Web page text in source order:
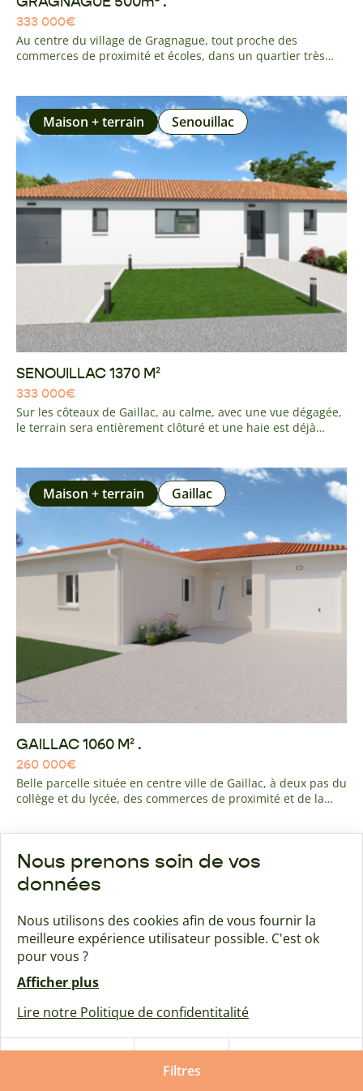
Filtres
333 000€
Au centre du village de Gragnague, tout proche des
commerces de proximité et écoles, dans un quartier très
Maison + terrain Senouillac
SENOUILLAC 1370 M²
333 000€
Sur les côteaux de Gaillac, au calme, avec une vue dégagée,
le terrain sera entièrement clôturé et une haie est déjà
réalisée et installée en limite de propriété. A 5 minutes de
Gaillac, 10 minutes de l'accès A68 ALBI - GAILLAC
Maison + terrain Gaillac
GAILLAC 1060 M² .
260 000€
Belle parcelle située en centre ville de Gaillac, à deux pas du
collège et du lycée, des commerces de proximité et de la
pour l'hyper centre de gaillac à 10 minutes à pied.
Maison + terrain Bernac
Nous prenons soin de vos
données
Nous utilisons des cookies afin de vous fournir la
meilleure expérience utilisateur possible. C'est ok
pour vous ?
Afficher plus
Lire notre Politique de confidentitalité
Paramétrer